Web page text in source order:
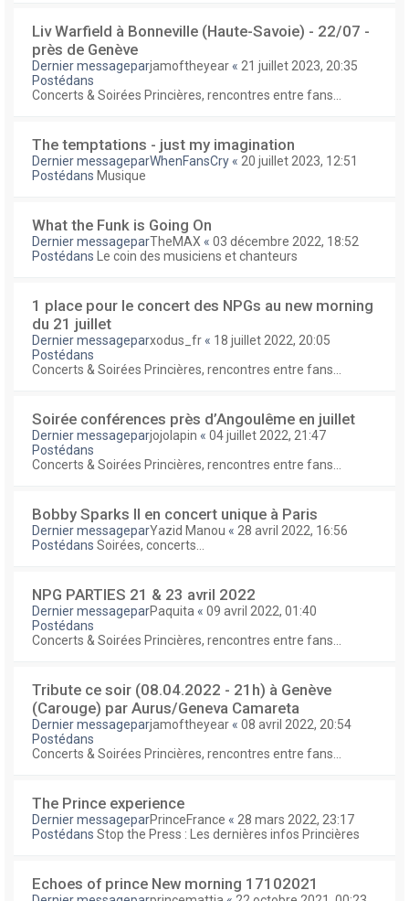
Liv Warfield à Bonneville (Haute-Savoie) - 22/07 -
près de Genève
Dernier messageparjamoftheyear « 21 juillet 2023, 20:35
Postédans
Concerts & Soirées Princières, rencontres entre fans...
The temptations - just my imagination
Dernier messageparWhenFansCry « 20 juillet 2023, 12:51
Postédans Musique
What the Funk is Going On
Dernier messageparTheMAX « 03 décembre 2022, 18:52
Postédans
Le coin des musiciens et chanteurs
1 place pour le concert des NPGs au new morning
du 21 juillet
Dernier messageparxodus_fr « 18 juillet 2022, 20:05
Postédans
Concerts & Soirées Princières, rencontres entre fans...
Soirée conférences près d’Angoulême en juillet
Dernier messageparjojolapin « 04 juillet 2022, 21:47
Postédans
Concerts & Soirées Princières, rencontres entre fans...
Bobby Sparks II en concert unique à Paris
Dernier messageparYazid Manou « 28 avril 2022, 16:56
Postédans Soirées, concerts...
NPG PARTIES 21 & 23 avril 2022
Dernier messageparPaquita « 09 avril 2022, 01:40
Postédans
Concerts & Soirées Princières, rencontres entre fans...
Tribute ce soir (08.04.2022 - 21h) à Genève
(Carouge) par Aurus/Geneva Camareta
Dernier messageparjamoftheyear « 08 avril 2022, 20:54
Postédans
Concerts & Soirées Princières, rencontres entre fans...
The Prince experience
Dernier messageparPrinceFrance « 28 mars 2022, 23:17
Postédans Stop the Press : Les dernières infos Princières
Echoes of prince New morning 17102021